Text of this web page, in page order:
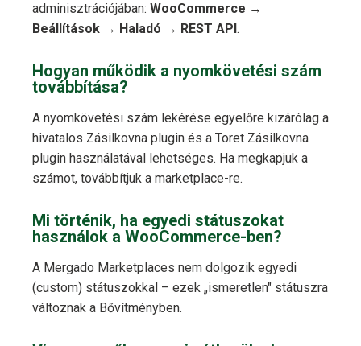
adminisztrációjában: WooCommerce →
Beállítások → Haladó → REST API .
Hogyan működik a nyomkövetési szám
továbbítása?
A nyomkövetési szám lekérése egyelőre kizárólag a
hivatalos Zásilkovna plugin és a Toret Zásilkovna
plugin használatával lehetséges. Ha megkapjuk a
számot, továbbítjuk a marketplace-re.
Mi történik, ha egyedi státuszokat
használok a WooCommerce-ben?
A Mergado Marketplaces nem dolgozik egyedi
(custom) státuszokkal – ezek „ismeretlen" státuszra
változnak a Bővítményben.